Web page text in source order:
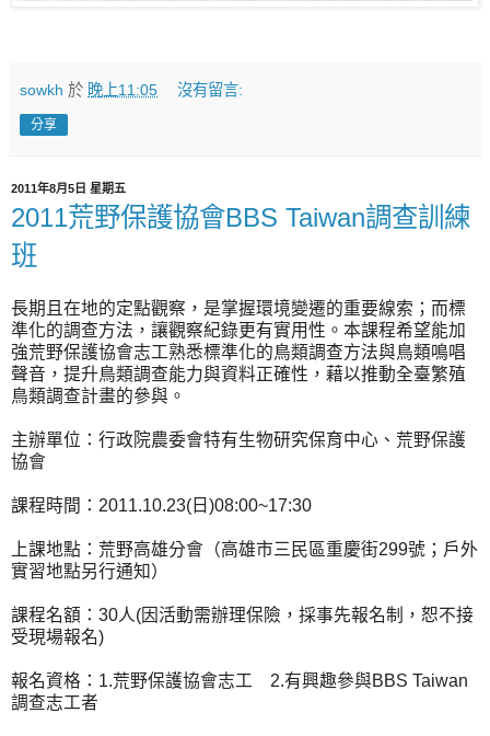
sowkh 於 晚上11:05 沒有留言:
分享
2011年8月5日 星期五
2011荒野保護協會BBS Taiwan調查訓練
班
長期且在地的定點觀察，是掌握環境變遷的重要線索；而標
準化的調查方法，讓觀察紀錄更有實用性。本課程希望能加
強荒野保護協會志工熟悉標準化的鳥類調查方法與鳥類鳴唱
聲音，提升鳥類調查能力與資料正確性，藉以推動全臺繁殖
鳥類調查計畫的參與。
主辦單位：行政院農委會特有生物研究保育中心、荒野保護
協會
課程時間：2011.10.23(日)08:00~17:30
上課地點：荒野高雄分會（高雄市三民區重慶街299號；戶外
實習地點另行通知）
課程名額：30人(因活動需辦理保險，採事先報名制，恕不接
受現場報名)
報名資格：1.荒野保護協會志工 2.有興趣參與BBS Taiwan
調查志工者